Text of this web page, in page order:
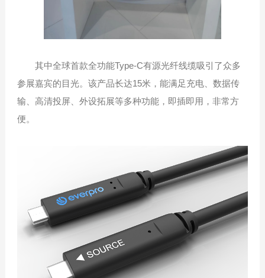
其中全球首款全功能Type-C有源光纤线缆吸引了众多
参展嘉宾的目光。该产品长达15米，能满足充电、数据传
输、高清投屏、外设拓展等多种功能，即插即用，非常方
便。